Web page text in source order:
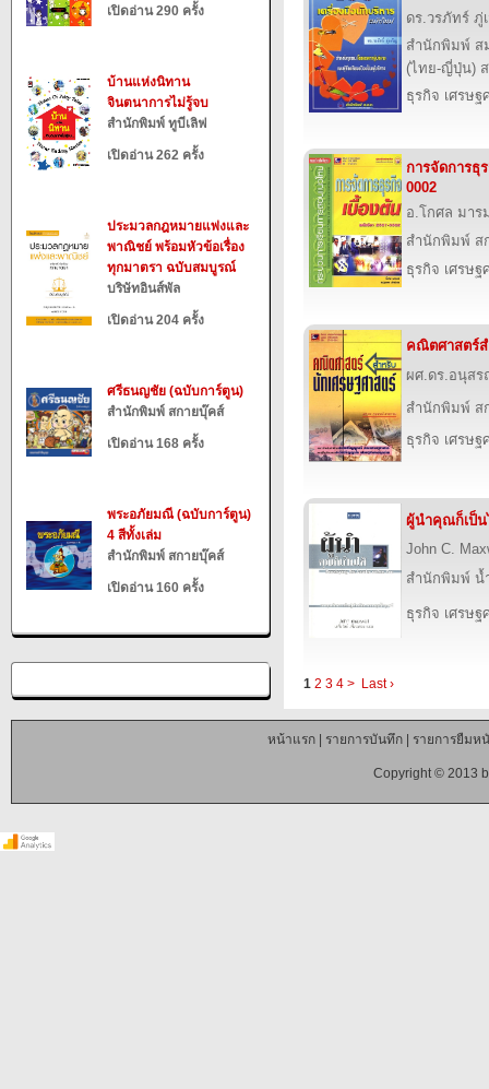
เปิดอ่าน 290 ครั้ง
บ้านแห่งนิทาน
จินตนาการไม่รู้จบ
สำนักพิมพ์ ทูบีเลิฟ
เปิดอ่าน 262 ครั้ง
ประมวลกฎหมายแพ่งและ
พาณิชย์ พร้อมหัวข้อเรื่อง
ทุกมาตรา ฉบับสมบูรณ์
บริษัทอินส์พัล
เปิดอ่าน 204 ครั้ง
ศรีธนญชัย (ฉบับการ์ตูน)
สำนักพิมพ์ สกายบุ๊คส์
เปิดอ่าน 168 ครั้ง
พระอภัยมณี (ฉบับการ์ตูน)
4 สีทั้งเล่ม
สำนักพิมพ์ สกายบุ๊คส์
เปิดอ่าน 160 ครั้ง
ดร.วรภัทร์ ภู่
สำนักพิมพ์ ส
(ไทย-ญี่ปุ่น)
ธุรกิจ เศรษฐ
การจัดการธุ
0002
อ.โกศล มาร
สำนักพิมพ์ ส
ธุรกิจ เศรษฐ
คณิตศาสตร์ส
ผศ.ดร.อนุส
สำนักพิมพ์ ส
ธุรกิจ เศรษฐ
ผู้นำคุณก็เป็น
John C.
สำนักพิมพ์ น้
ธุรกิจ เศรษฐ
1 2 3 4 > Last ›
หน้าแรก| รายการบันทึก| รายการยืมห
Copyright © 2013